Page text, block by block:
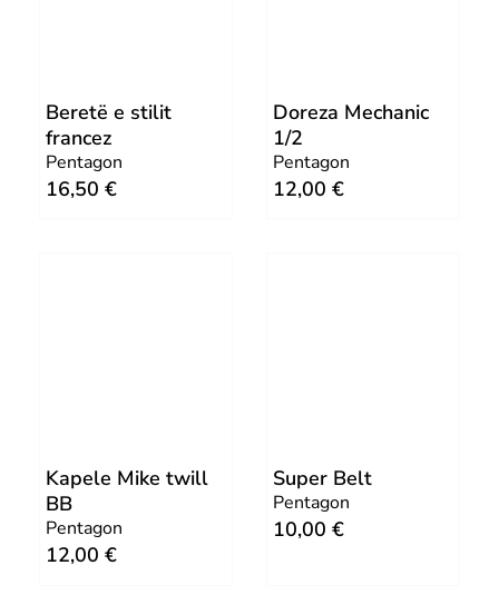
i
c
e
0
€
.
c
e
i
€
.
Beretë e stilit
francez
Pentagon
16,50 €
Doreza Mechanic
1/2
Pentagon
12,00 €
Kapele Mike twill
BB
Pentagon
12,00 €
Super Belt
Pentagon
10,00 €